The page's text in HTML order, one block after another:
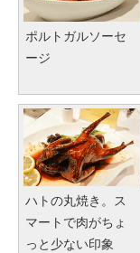
ポルトガルソーセ
ージ
ハトの丸焼き。ス
マートで肉がちょ
っと少ない印象